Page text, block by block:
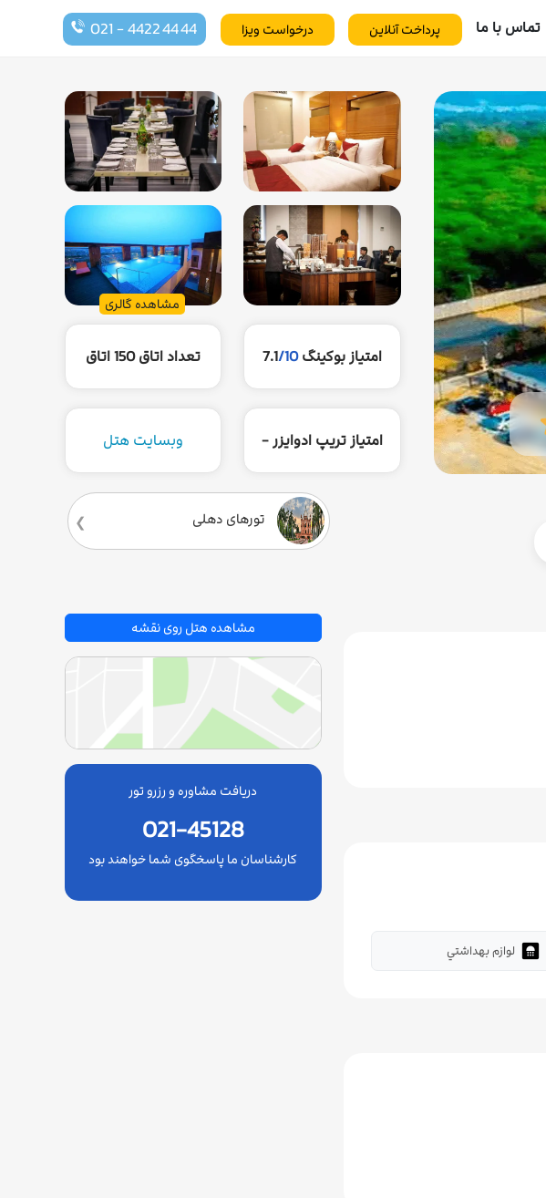
تماس با ما درخواست ویزا 021 - 4422 44 44 پرداخت آنلاین
مشاهده گالری
امتیاز بوکینگ 7.1/10 تعداد اتاق150 اتاق
امتیاز تریپ ادوایزر - وبسایت هتل
تورهای دهلی
bathroom لوازم بهداشتي
مشاهده هتل روی نقشه
دریافت مشاوره و رزرو تور
021-45128
کارشناسان ما پاسخگوی شما خواهند بود